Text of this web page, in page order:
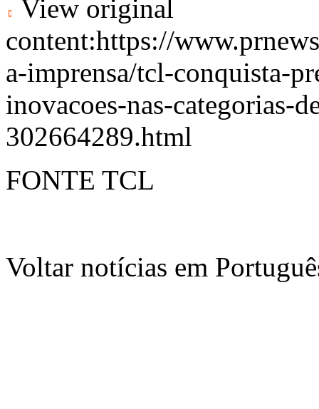
View original
content:https://
a-imprensa/tcl-conquista-
inovacoes-nas-categorias-
302664289.html
FONTE TCL
Voltar notícias em